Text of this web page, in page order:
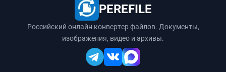
PEREFILE
Российский онлайн конвертер файлов. Документы,
изображения, видео и архивы.